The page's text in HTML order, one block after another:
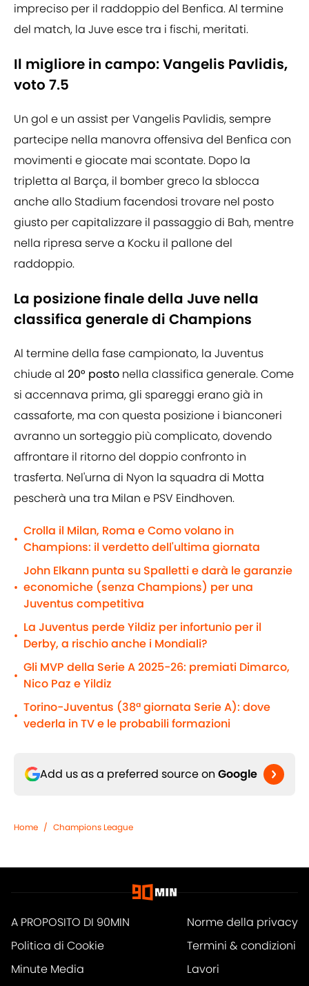
impreciso per il raddoppio del Benfica. Al termine
del match, la Juve esce tra i fischi, meritati.
Il migliore in campo: Vangelis Pavlidis,
voto 7.5
Un gol e un assist per Vangelis Pavlidis, sempre
partecipe nella manovra offensiva del Benfica con
movimenti e giocate mai scontate. Dopo la
tripletta al Barça, il bomber greco la sblocca
anche allo Stadium facendosi trovare nel posto
giusto per capitalizzare il passaggio di Bah, mentre
nella ripresa serve a Kocku il pallone del
raddoppio.
La posizione finale della Juve nella
classifica generale di Champions
Al termine della fase campionato, la Juventus
chiude al 20° posto nella classifica generale. Come
si accennava prima, gli spareggi erano già in
cassaforte, ma con questa posizione i bianconeri
avranno un sorteggio più complicato, dovendo
affrontare il ritorno del doppio confronto in
trasferta. Nel'urna di Nyon la squadra di Motta
pescherà una tra Milan e PSV Eindhoven.
•
Crolla il Milan, Roma e Como volano in
Champions: il verdetto dell'ultima giornata
•
John Elkann punta su Spalletti e darà le garanzie
economiche (senza Champions) per una
Juventus competitiva
•
La Juventus perde Yildiz per infortunio per il
Derby, a rischio anche i Mondiali?
•
Gli MVP della Serie A 2025-26: premiati Dimarco,
Nico Paz e Yildiz
•
Torino-Juventus (38ª giornata Serie A): dove
vederla in TV e le probabili formazioni
Add us as a preferred source on Google
Home / Champions League
A PROPOSITO DI 90MIN
Norme della privacy
Politica di Cookie
Termini & condizioni
Minute Media
Lavori